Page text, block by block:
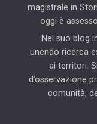
magistrale in
oggi è
Nel suo blog
unendo ricerca
ai territori.
d’osservazione
comunità,